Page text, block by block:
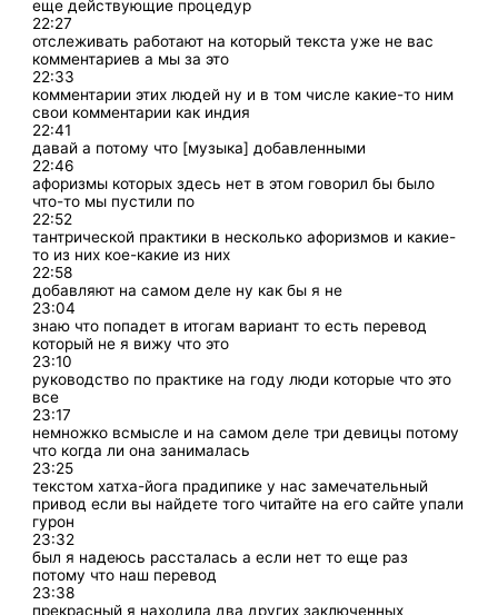
еще действующие процедур
22:27
отслеживать работают на который текста уже не вас
комментариев а мы за это
22:33
комментарии этих людей ну и в том числе какие-то ним
свои комментарии как индия
22:41
давай а потому что [музыка] добавленными
22:46
афоризмы которых здесь нет в этом говорил бы было
что-то мы пустили по
22:52
тантрической практики в несколько афоризмов и какие-
то из них кое-какие из них
22:58
добавляют на самом деле ну как бы я не
23:04
знаю что попадет в итогам вариант то есть перевод
который не я вижу что это
23:10
руководство по практике на году люди которые что это
все
23:17
немножко всмысле и на самом деле три девицы потому
что когда ли она занималась
23:25
текстом хатха-йога прадипике у нас замечательный
привод если вы найдете того читайте на его сайте упали
гурон
23:32
был я надеюсь рассталась а если нет то еще раз
потому что наш перевод
23:38
прекрасный я находила два других заключенных